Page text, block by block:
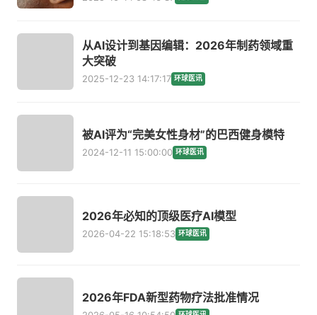
从AI设计到基因编辑：2026年制药领域重
大突破
2025-12-23 14:17:17 环球医讯
被AI评为“完美女性身材”的巴西健身模特
2024-12-11 15:00:00 环球医讯
2026年必知的顶级医疗AI模型
2026-04-22 15:18:53 环球医讯
2026年FDA新型药物疗法批准情况